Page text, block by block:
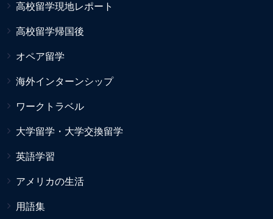
高校留学現地レポート
高校留学帰国後
オペア留学
海外インターンシップ
ワークトラベル
大学留学・大学交換留学
英語学習
アメリカの生活
用語集